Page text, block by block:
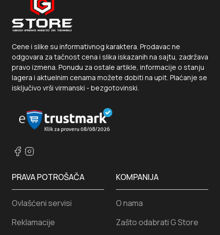
Cene i slike su informativnog karaktera. Prodavac ne
odgovara za tačnost cena i slika iskazanih na sajtu, zadržava
pravo izmena. Ponudu za ostale artikle, informacije o stanju
lagera i aktuelnim cenama možete dobiti na upit. Plaćanje se
isključivo vrši virmanski - bezgotovinski.
PRAVA POTROŠAČA
Ovlašćeni servisi
Reklamacije
KOMPANIJA
O nama
Zašto odabrati G Store